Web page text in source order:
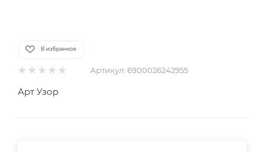
В избранное
Артикул: 6900026242955
Арт Узор